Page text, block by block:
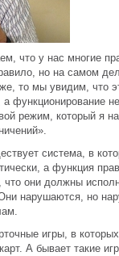
что у нас многие
но на самом
то мы увидим, что
а функционирование
режим, который я
система, в
а функция
что они должны
нарушаются, но
игры, в
А бывает такие